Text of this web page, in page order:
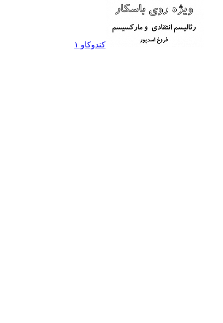
کندوکاو ۱